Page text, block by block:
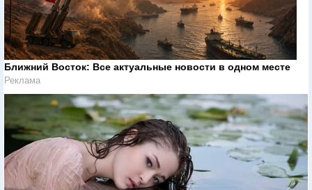
Ближний Восток: Все актуальные новости в одном месте
Реклама